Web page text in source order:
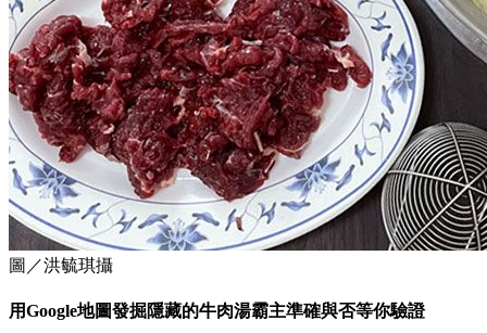
圖／洪毓琪攝
用Google地圖發掘隱藏的牛肉湯霸主準確與否等你驗證